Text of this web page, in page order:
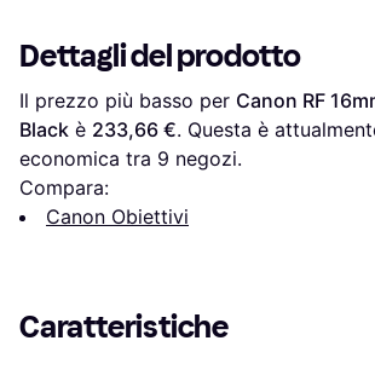
Dettagli del prodotto
Il prezzo più basso per Canon RF
Black è 233,66 €. Questa è
economica tra 9 negozi.
Compara:
Canon Obiettivi
Caratteristiche